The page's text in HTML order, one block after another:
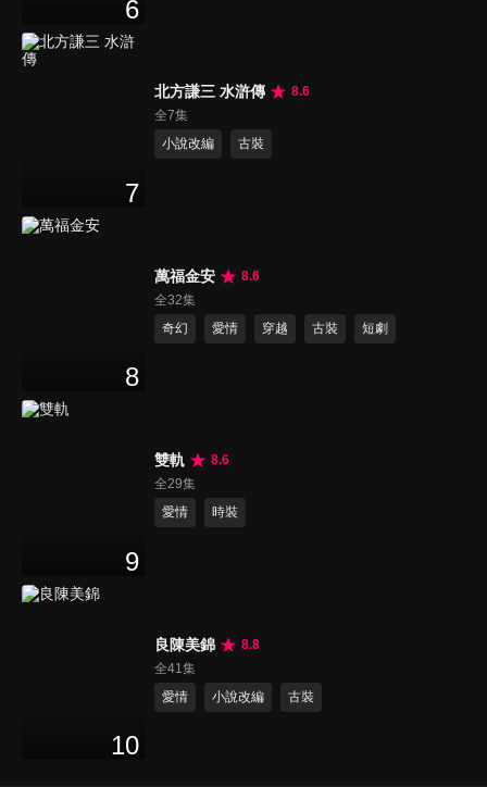
6
7
北方謙三 水滸傳
8.6
全7集
小說改編
古裝
8
萬福金安
8.6
全32集
奇幻
愛情 穿越 古裝 短劇
9
雙軌
8.6
全29集
愛情
時裝
10
良陳美錦
8.8
全41集
愛情
小說改編 古裝